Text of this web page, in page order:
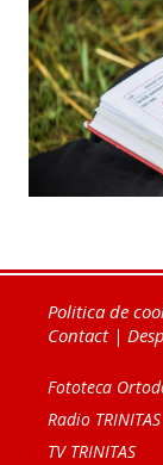
Politica de
Contact|
Fototeca
Radio TRINITAS
TV TRINITAS